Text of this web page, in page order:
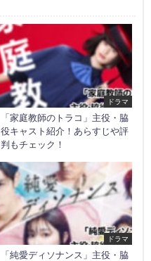
ドラマ
「家庭教師のトラコ」主役・脇
役キャスト紹介！あらすじや評
判もチェック！
ドラマ
「純愛ディソナンス」主役・脇